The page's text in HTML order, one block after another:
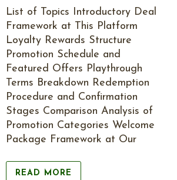
List of Topics Introductory Deal
Framework at This Platform
Loyalty Rewards Structure
Promotion Schedule and
Featured Offers Playthrough
Terms Breakdown Redemption
Procedure and Confirmation
Stages Comparison Analysis of
Promotion Categories Welcome
Package Framework at Our
READ MORE